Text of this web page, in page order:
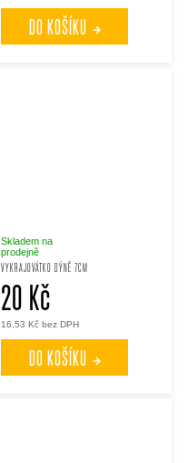
DO KOŠÍKU
VYKRAJOVÁTKO DÝNĚ 7CM
Skladem na
prodejně
16,53 Kč bez DPH
20 Kč
DO KOŠÍKU